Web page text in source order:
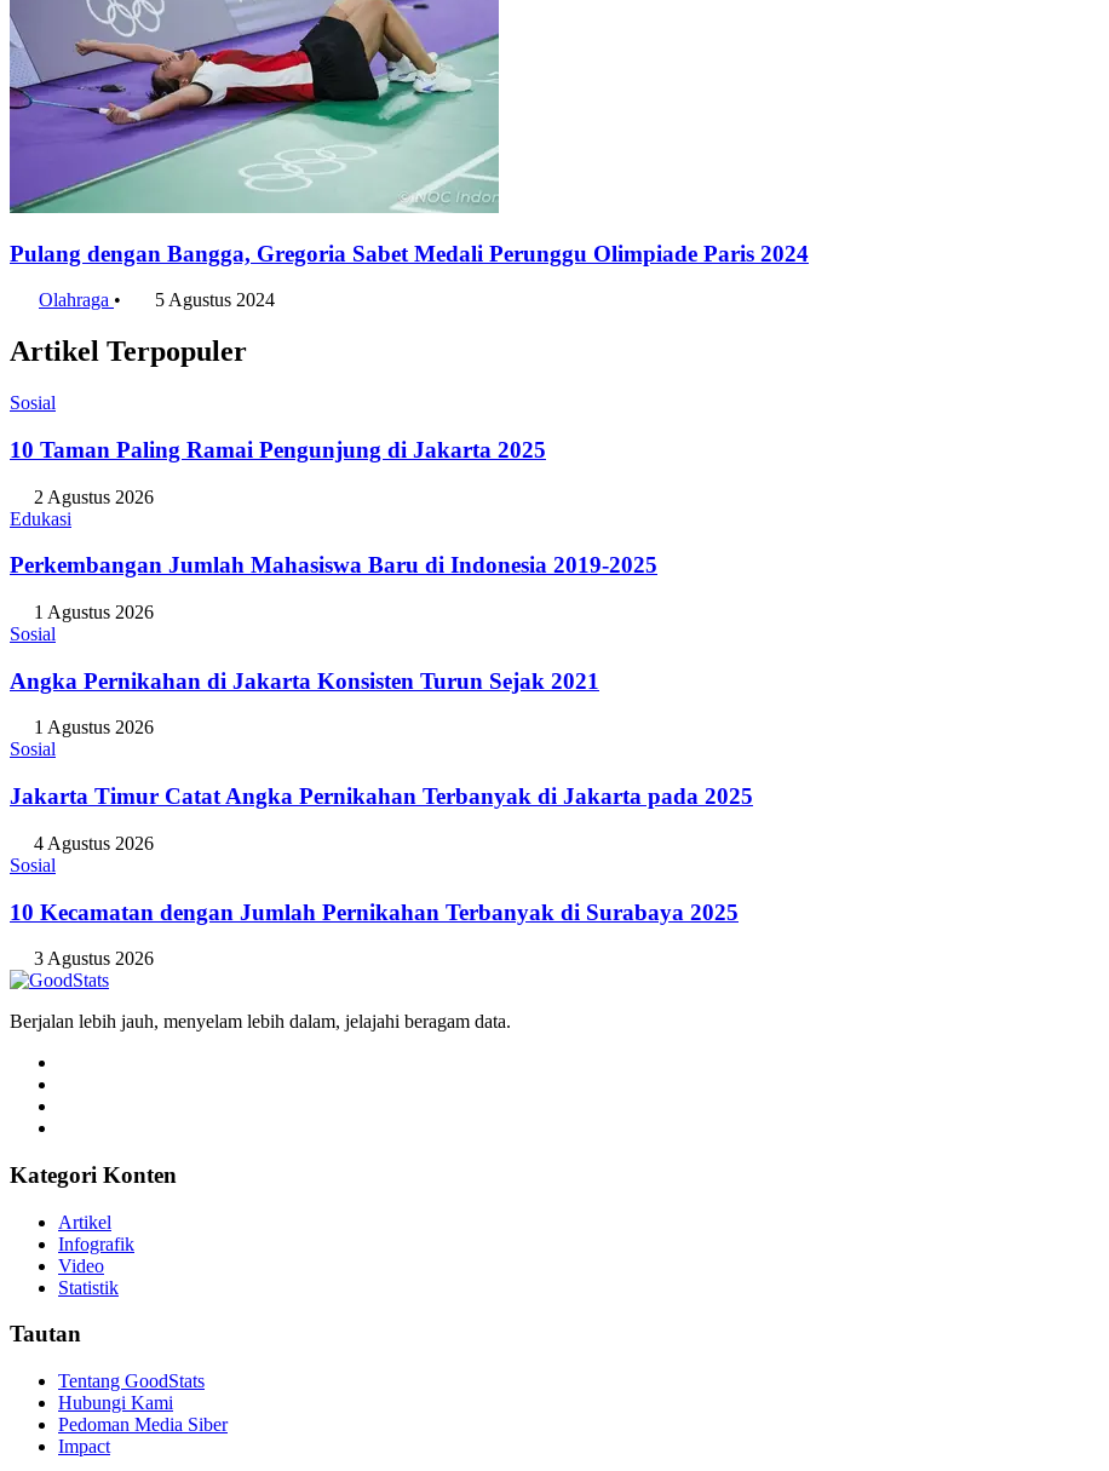
Pulang dengan Bangga, Gregoria Sabet Medali Perunggu Olimpiade Paris 2024
Olahraga • 5 Agustus 2024
Artikel Terpopuler
Sosial
10 Taman Paling Ramai Pengunjung di Jakarta 2025
2 Agustus 2026
Edukasi
Perkembangan Jumlah Mahasiswa Baru di Indonesia 2019-2025
1 Agustus 2026
Sosial
Angka Pernikahan di Jakarta Konsisten Turun Sejak 2021
1 Agustus 2026
Sosial
Jakarta Timur Catat Angka Pernikahan Terbanyak di Jakarta pada 2025
4 Agustus 2026
Sosial
10 Kecamatan dengan Jumlah Pernikahan Terbanyak di Surabaya 2025
3 Agustus 2026
Berjalan lebih jauh, menyelam lebih dalam, jelajahi beragam data.
Kategori Konten
Artikel
Infografik
Video
Statistik
Tautan
Tentang GoodStats
Hubungi Kami
Pedoman Media Siber
Impact